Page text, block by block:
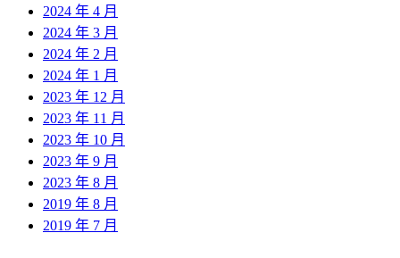
2024 年 4 月
2024 年 3 月
2024 年 2 月
2024 年 1 月
2023 年 12 月
2023 年 11 月
2023 年 10 月
2023 年 9 月
2023 年 8 月
2019 年 8 月
2019 年 7 月